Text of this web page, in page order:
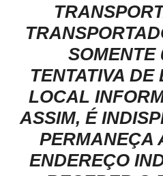
SOMENTE
TENTATIVA DE
LOCAL
ASSIM, É
PERMANEÇA
ENDEREÇO